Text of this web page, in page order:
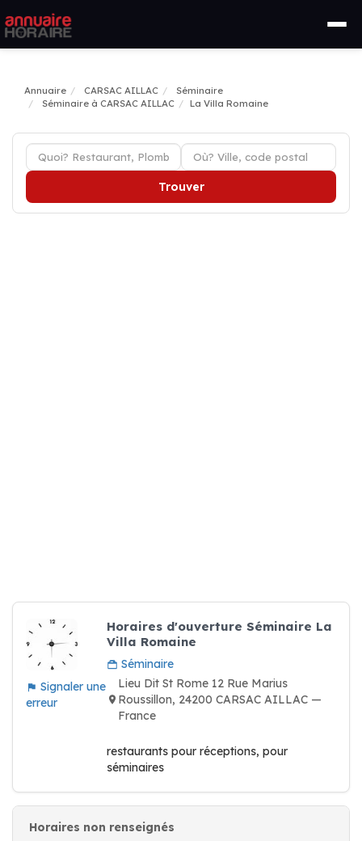
Annuaire CARSAC AILLAC
Séminaire
Séminaire à CARSAC AILLAC
La Villa Romaine
Trouver
Signaler une
erreur
Horaires d'ouverture Séminaire La
Villa Romaine
Séminaire
Lieu Dit St Rome 12 Rue Marius
Roussillon, 24200 CARSAC AILLAC —
France
restaurants pour réceptions, pour
séminaires
Horaires non renseignés